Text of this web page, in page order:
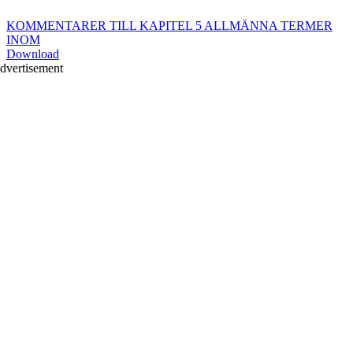
KOMMENTARER TILL KAPITEL 5 ALLMÄNNA TERMER
INOM
Download